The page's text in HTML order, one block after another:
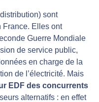
sont
France. Elles ont
Guerre Mondiale
de service public,
en charge de la
de l’électricité. Mais
EDF des concurrents
alternatifs : en effet